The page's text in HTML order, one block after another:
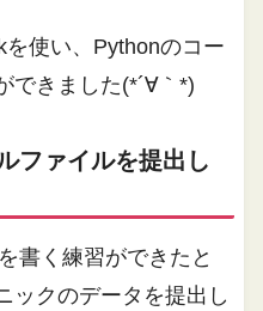
使い、Pythonのコー
できました(*´∀｀*)
ファイルを提出し
書く練習ができたと
ックのデータを提出し